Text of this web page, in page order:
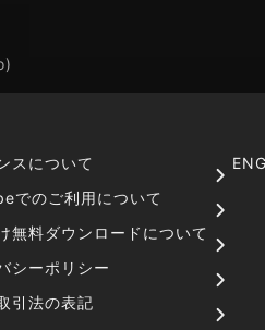
スについて
でのご利用について
無料ダウンロードについて
シーポリシー
引法の表記